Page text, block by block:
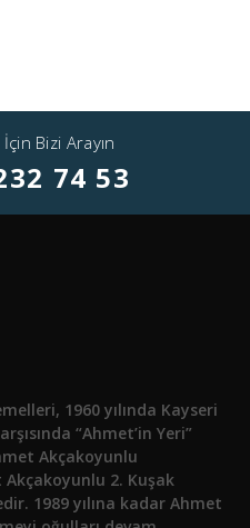
Bizi Arayın
74 53
1960 yılında Kayseri
“Ahmet’in Yeri”
Akçakoyunlu
2. Kuşak
1989 yılına kadar Ahmet